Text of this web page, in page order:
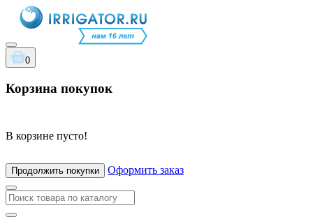
0
Корзина покупок
В корзине пусто!
Продолжить покупки Оформить заказ